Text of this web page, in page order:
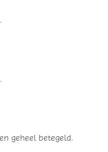
geheel betegeld.